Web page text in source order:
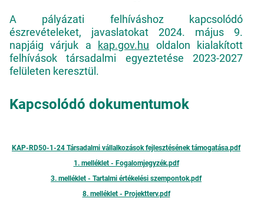
A pályázati felhíváshoz kapcsolódó
észrevételeket, javaslatokat 2024. május 9.
napjáig várjuk a kap.gov.hu oldalon kialakított
felhívások társadalmi egyeztetése 2023-2027
felületen keresztül.
Kapcsolódó dokumentumok
KAP-RD50-1-24 Társadalmi vállalkozások fejlesztésének támogatása.pdf
1. melléklet - Fogalomjegyzék.pdf
3. melléklet - Tartalmi értékelési szempontok.pdf
8. melléklet - Projektterv.pdf